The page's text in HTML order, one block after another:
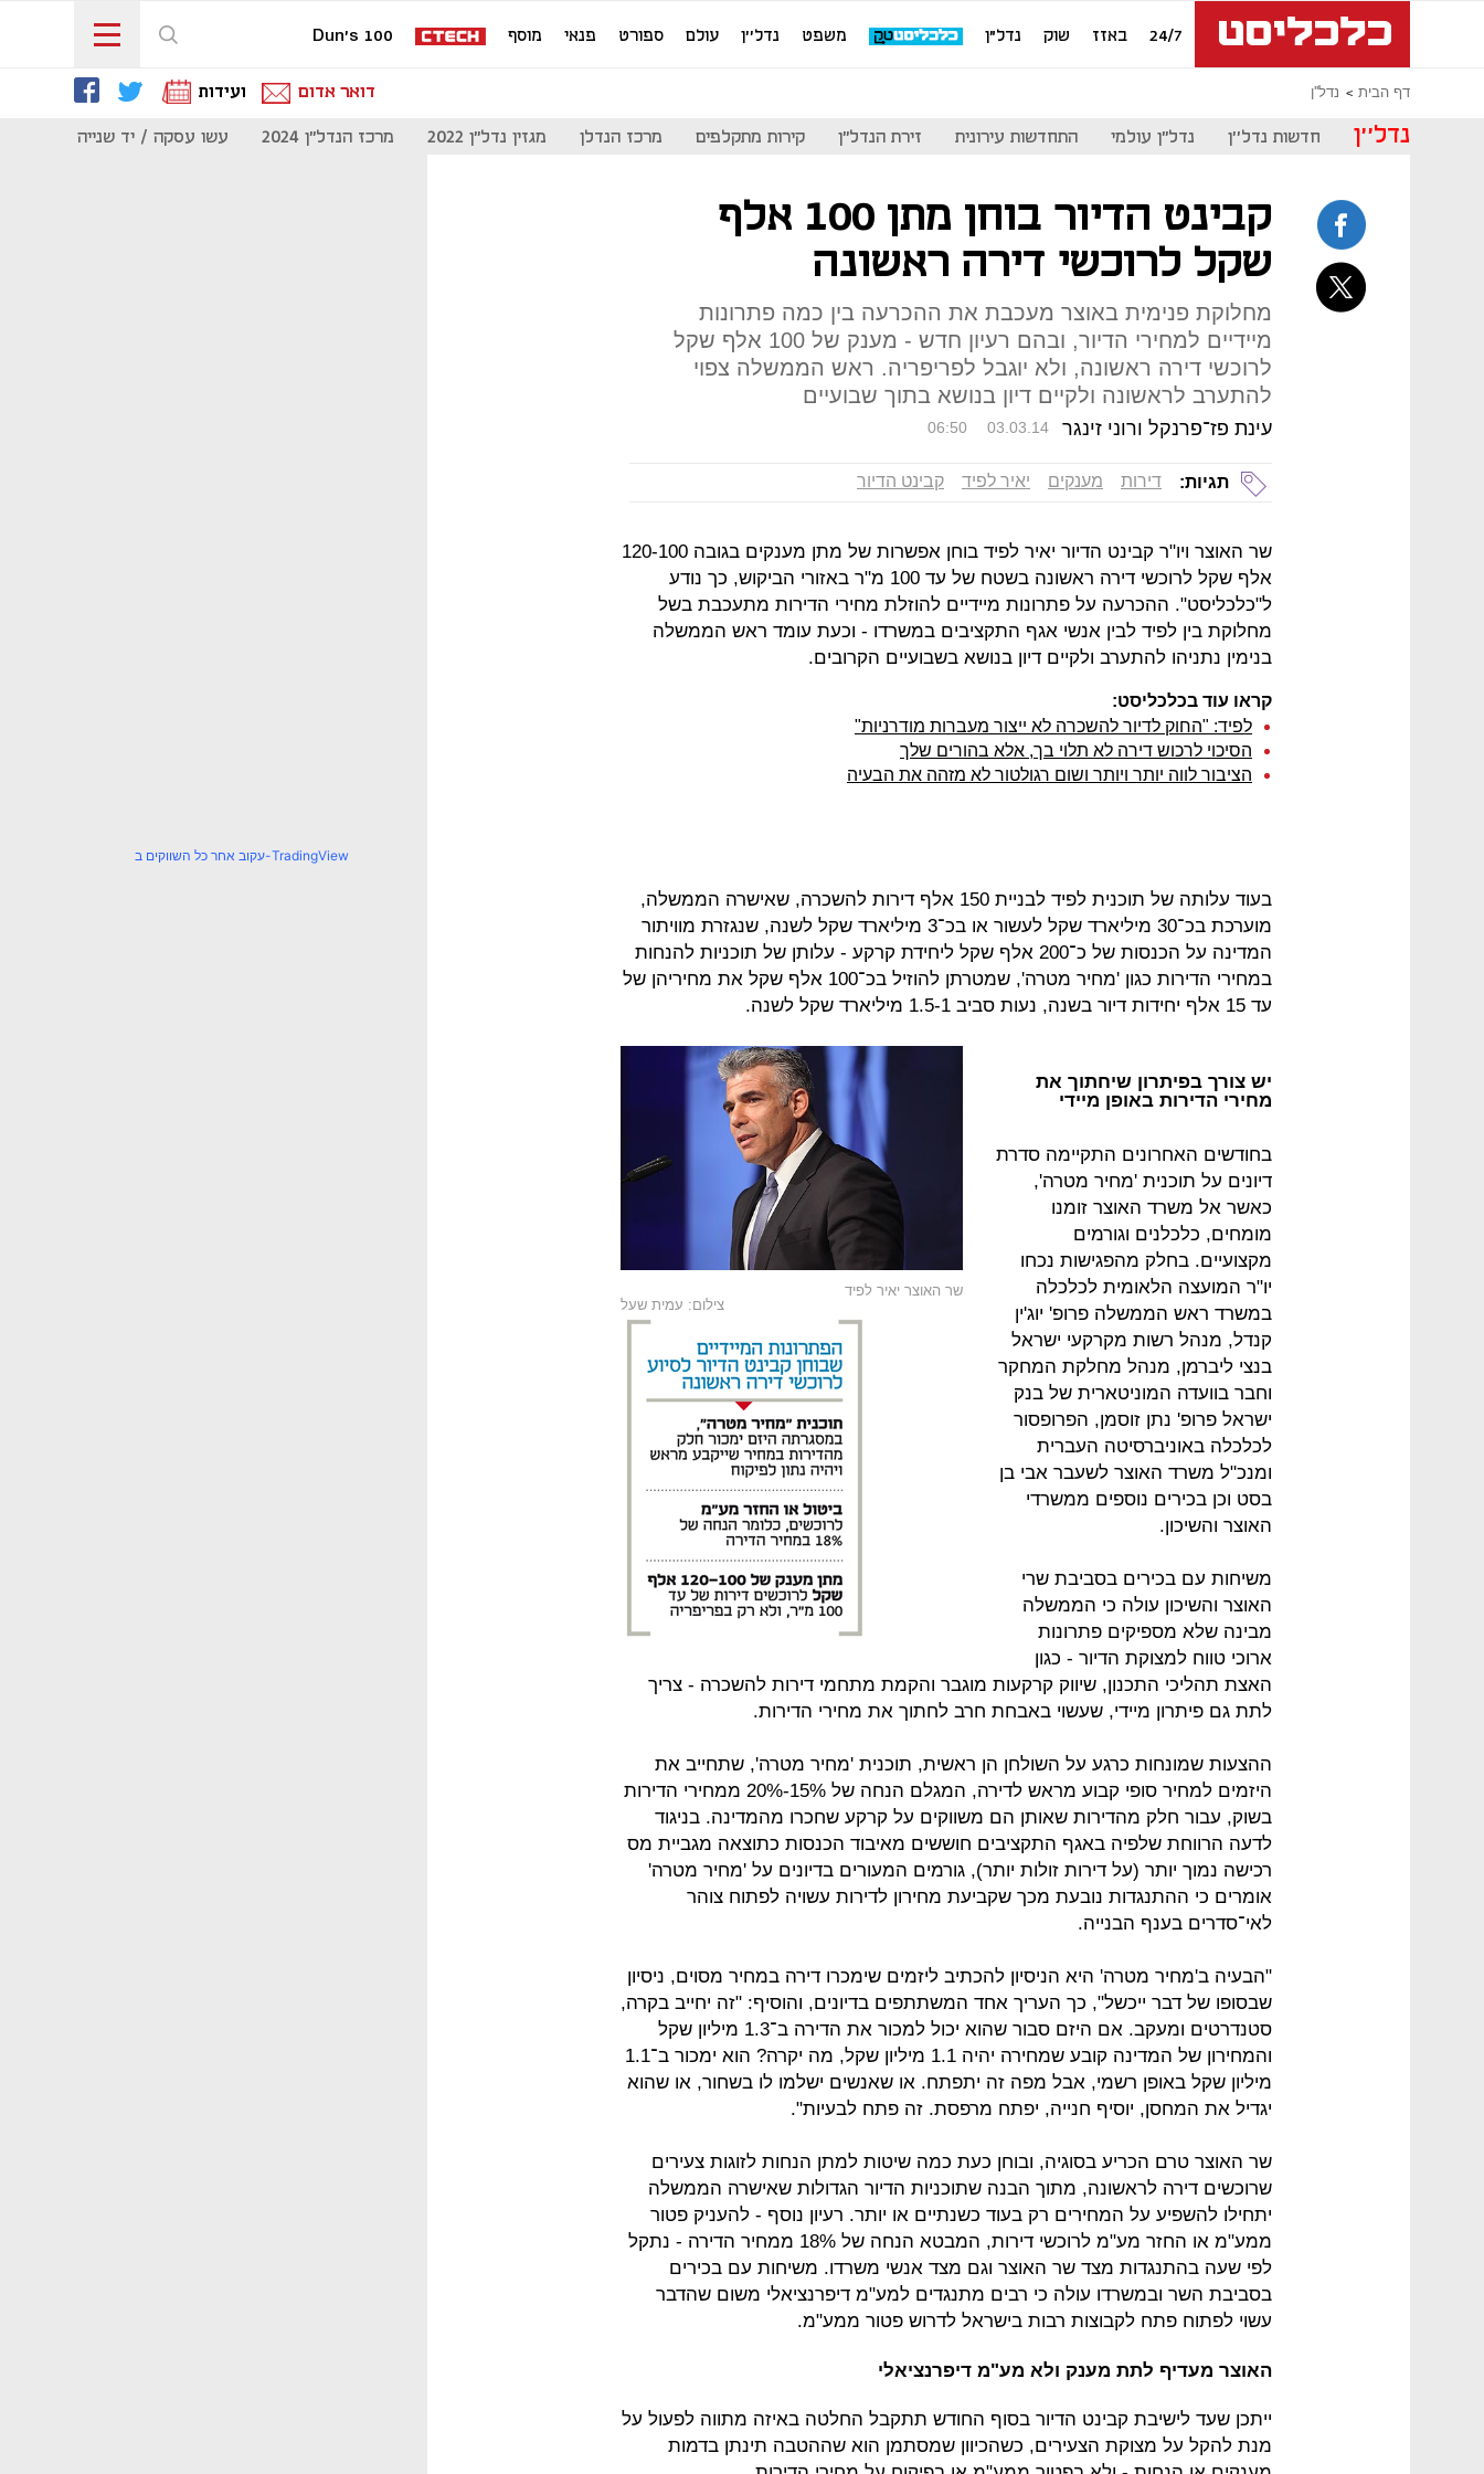
24/7 באזז שוק נדל"ן משפט נדל''ן עולם ספורט פנאי מוסף Dun's 100
דף הבית נדל''ן דואר אדום ועידות
נדל''ן חדשות נדל''ן נדל"ן עולמי התחדשות עירונית זירת הנדל"ן קירות מתקלפים מרכז הנדלן מגזין נדל"ן 2022 מרכז הנדל"ן 2024 עשו עסקה / יד שנייה
קבינט הדיור בוחן מתן 100 אלף
שקל לרוכשי דירה ראשונה
מחלוקת פנימית באוצר מעכבת את ההכרעה בין כמה פתרונות
מיידיים למחירי הדיור, ובהם רעיון חדש - מענק של 100 אלף שקל
לרוכשי דירה ראשונה, ולא יוגבל לפריפריה. ראש הממשלה צפוי
להתערב לראשונה ולקיים דיון בנושא בתוך שבועיים
עינת פז־פרנקל ורוני זינגר 06:50 03.03.14
תגיות: דירות מענקים יאיר לפיד קבינט הדיור
שר האוצר ויו"ר קבינט הדיור יאיר לפיד בוחן אפשרות של מתן מענקים בגובה 120-100
אלף שקל לרוכשי דירה ראשונה בשטח של עד 100 מ"ר באזורי הביקוש, כך נודע
ל"כלכליסט". ההכרעה על פתרונות מיידיים להוזלת מחירי הדירות מתעכבת בשל
מחלוקת בין לפיד לבין אנשי אגף התקציבים במשרדו - וכעת עומד ראש הממשלה
בנימין נתניהו להתערב ולקיים דיון בנושא בשבועיים הקרובים.
קראו עוד בכלכליסט:
לפיד: "החוק לדיור להשכרה לא ייצור מעברות מודרניות"
הסיכוי לרכוש דירה לא תלוי בך, אלא בהורים שלך
הציבור לווה יותר ויותר ושום רגולטור לא מזהה את הבעיה
בעוד עלותה של תוכנית לפיד לבניית 150 אלף דירות להשכרה, שאישרה הממשלה,
מוערכת בכ־30 מיליארד שקל לעשור או בכ־3 מיליארד שקל לשנה, שנגזרת מוויתור
המדינה על הכנסות של כ־200 אלף שקל ליחידת קרקע - עלותן של תוכניות להנחות
במחירי הדירות כגון 'מחיר מטרה', שמטרתן להוזיל בכ־100 אלף שקל את מחיריהן של
עד 15 אלף יחידות דיור בשנה, נעות סביב 1.5-1 מיליארד שקל לשנה.
שר האוצר יאיר לפיד
צילום: עמית שעל
יש צורך בפיתרון שיחתוך את
מחירי הדירות באופן מיידי
בחודשים האחרונים התקיימה סדרת
דיונים על תוכנית 'מחיר מטרה',
כאשר אל משרד האוצר זומנו
מומחים, כלכלנים וגורמים
מקצועיים. בחלק מהפגישות נכחו
יו"ר המועצה הלאומית לכלכלה
במשרד ראש הממשלה פרופ' יוג'ין
קנדל, מנהל רשות מקרקעי ישראל
בנצי ליברמן, מנהל מחלקת המחקר
וחבר בוועדה המוניטארית של בנק
ישראל פרופ' נתן זוסמן, הפרופסור
לכלכלה באוניברסיטה העברית
ומנכ"ל משרד האוצר לשעבר אבי בן
בסט וכן בכירים נוספים ממשרדי
האוצר והשיכון.
משיחות עם בכירים בסביבת שרי
האוצר והשיכון עולה כי הממשלה
מבינה שלא מספיקים פתרונות
ארוכי טווח למצוקת הדיור - כגון
האצת תהליכי התכנון, שיווק קרקעות מוגבר והקמת מתחמי דירות להשכרה - צריך
לתת גם פיתרון מיידי, שעשוי באבחת חרב לחתוך את מחירי הדירות.
ההצעות שמונחות כרגע על השולחן הן ראשית, תוכנית 'מחיר מטרה', שתחייב את
היזמים למחיר סופי קבוע מראש לדירה, המגלם הנחה של 15%-20% ממחירי הדירות
בשוק, עבור חלק מהדירות שאותן הם משווקים על קרקע שחכרו מהמדינה. בניגוד
לדעה הרווחת שלפיה באגף התקציבים חוששים מאיבוד הכנסות כתוצאה מגביית מס
רכישה נמוך יותר (על דירות זולות יותר), גורמים המעורים בדיונים על 'מחיר מטרה'
אומרים כי ההתנגדות נובעת מכך שקביעת מחירון לדירות עשויה לפתוח צוהר
לאי־סדרים בענף הבנייה.
"הבעיה ב'מחיר מטרה' היא הניסיון להכתיב ליזמים שימכרו דירה במחיר מסוים, ניסיון
שבסופו של דבר ייכשל", כך העריך אחד המשתתפים בדיונים, והוסיף: "זה יחייב בקרה,
סטנדרטים ומעקב. אם היזם סבור שהוא יכול למכור את הדירה ב־1.3 מיליון שקל
והמחירון של המדינה קובע שמחירה יהיה 1.1 מיליון שקל, מה יקרה? הוא ימכור ב־1.1
מיליון שקל באופן רשמי, אבל מפה זה יתפתח. או שאנשים ישלמו לו בשחור, או שהוא
יגדיל את המחסן, יוסיף חנייה, יפתח מרפסת. זה פתח לבעיות".
שר האוצר טרם הכריע בסוגיה, ובוחן כעת כמה שיטות למתן הנחות לזוגות צעירים
שרוכשים דירה לראשונה, מתוך הבנה שתוכניות הדיור הגדולות שאישרה הממשלה
יתחילו להשפיע על המחירים רק בעוד כשנתיים או יותר. רעיון נוסף - להעניק פטור
ממע"מ או החזר מע"מ לרוכשי דירות, המבטא הנחה של 18% ממחיר הדירה - נתקל
לפי שעה בהתנגדות מצד שר האוצר וגם מצד אנשי משרדו. משיחות עם בכירים
בסביבת השר ובמשרדו עולה כי רבים מתנגדים למע"מ דיפרנציאלי משום שהדבר
עשוי לפתוח פתח לקבוצות רבות בישראל לדרוש פטור ממע"מ.
האוצר מעדיף לתת מענק ולא מע"מ דיפרנציאלי
ייתכן שעד לישיבת קבינט הדיור בסוף החודש תתקבל החלטה באיזה מתווה לפעול על
מנת להקל על מצוקת הצעירים, כשהכיוון שמסתמן הוא שההטבה תינתן בדמות
עקוב אחר כל השווקים ב-TradingView